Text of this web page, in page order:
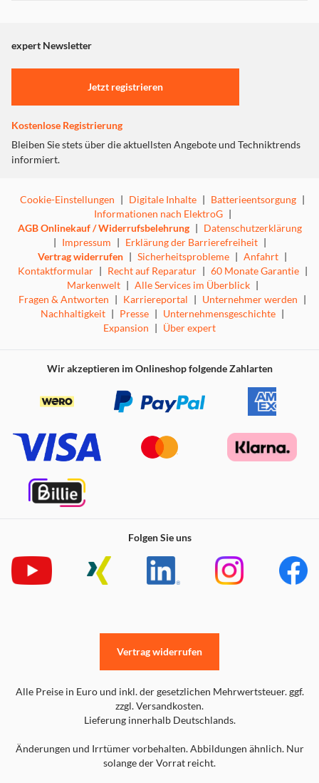
"Marketing".
Einstellungen anpassen
expert Newsletter
Jetzt registrieren
Kostenlose Registrierung
Bleiben Sie stets über die aktuellsten Angebote und Techniktrends
informiert.
Cookie-Einstellungen | Digitale Inhalte | Batterieentsorgung |
Informationen nach ElektroG |
AGB Onlinekauf / Widerrufsbelehrung | Datenschutzerklärung
| Impressum | Erklärung der Barrierefreiheit |
Vertrag widerrufen | Sicherheitsprobleme | Anfahrt |
Kontaktformular | Recht auf Reparatur | 60 Monate Garantie |
Markenwelt | Alle Services im Überblick |
Fragen & Antworten | Karriereportal | Unternehmer werden |
Nachhaltigkeit | Presse | Unternehmensgeschichte |
Expansion | Über expert
Wir akzeptieren im Onlineshop folgende Zahlarten
Folgen Sie uns
Alle Preise in Euro und inkl. der gesetzlichen Mehrwertsteuer. ggf.
zzgl. Versandkosten.
Lieferung innerhalb Deutschlands.
Änderungen und Irrtümer vorbehalten. Abbildungen ähnlich. Nur
solange der Vorrat reicht.
Vertrag widerrufen